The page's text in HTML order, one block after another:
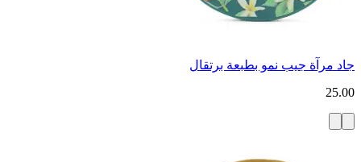
جاد مرآة جيب نمو بطبعة برتقال
25.00